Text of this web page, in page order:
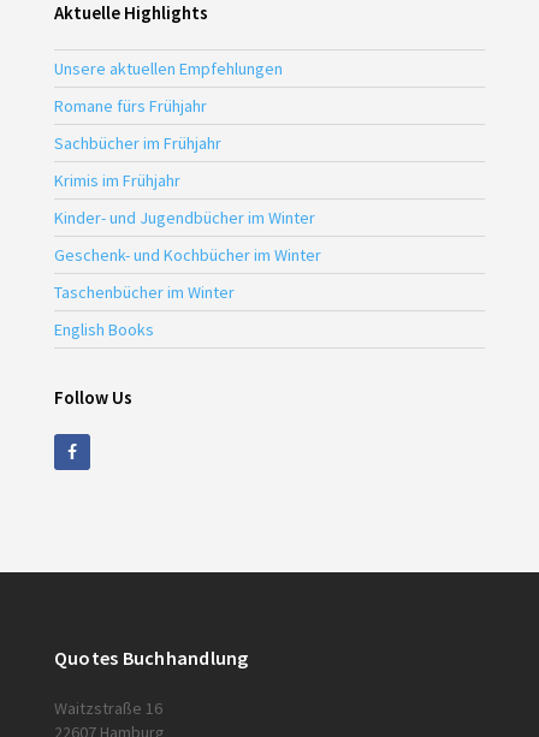
Aktuelle Highlights
Unsere aktuellen Empfehlungen
Romane fürs Frühjahr
Sachbücher im Frühjahr
Krimis im Frühjahr
Kinder- und Jugendbücher im Winter
Geschenk- und Kochbücher im Winter
Taschenbücher im Winter
English Books
Follow Us
Quotes Buchhandlung
Waitzstraße 16
22607 Hamburg